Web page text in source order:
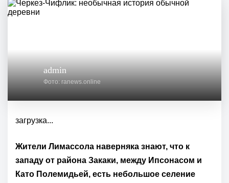
admin
Фото: ranews.online
загрузка...
Жители Лимассола наверняка знают, что к
западу от района Закаки, между Ипсонасом и
Като Полемидьей, есть небольшое селение